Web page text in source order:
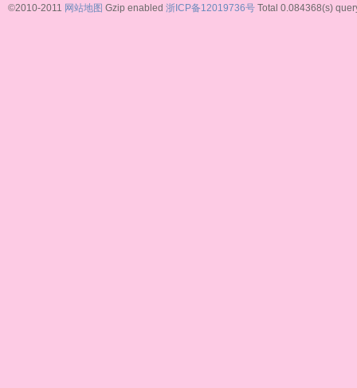
©2010-2011 网站地图 Gzip enabled 浙ICP备12019736号 Total 0.084368(s)